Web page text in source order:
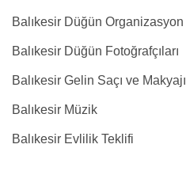
Balıkesir Düğün Organizasyon
Balıkesir Düğün Fotoğrafçıları
Balıkesir Gelin Saçı ve Makyajı
Balıkesir Müzik
Balıkesir Evlilik Teklifi